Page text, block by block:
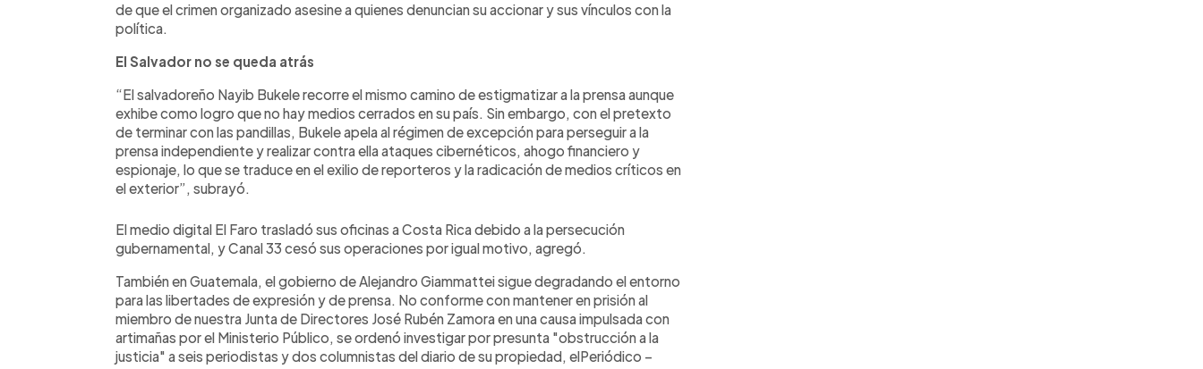
de que el crimen organizado asesine a quienes denuncian su accionar y sus vínculos con la
política.
El Salvador no se queda atrás
“El salvadoreño Nayib Bukele recorre el mismo camino de estigmatizar a la prensa aunque
exhibe como logro que no hay medios cerrados en su país. Sin embargo, con el pretexto
de terminar con las pandillas, Bukele apela al régimen de excepción para perseguir a la
prensa independiente y realizar contra ella ataques cibernéticos, ahogo financiero y
espionaje, lo que se traduce en el exilio de reporteros y la radicación de medios críticos en
el exterior”, subrayó.
El medio digital El Faro trasladó sus oficinas a Costa Rica debido a la persecución
gubernamental, y Canal 33 cesó sus operaciones por igual motivo, agregó.
También en Guatemala, el gobierno de Alejandro Giammattei sigue degradando el entorno
para las libertades de expresión y de prensa. No conforme con mantener en prisión al
miembro de nuestra Junta de Directores José Rubén Zamora en una causa impulsada con
artimañas por el Ministerio Público, se ordenó investigar por presunta "obstrucción a la
justicia" a seis periodistas y dos columnistas del diario de su propiedad, elPeriódico –